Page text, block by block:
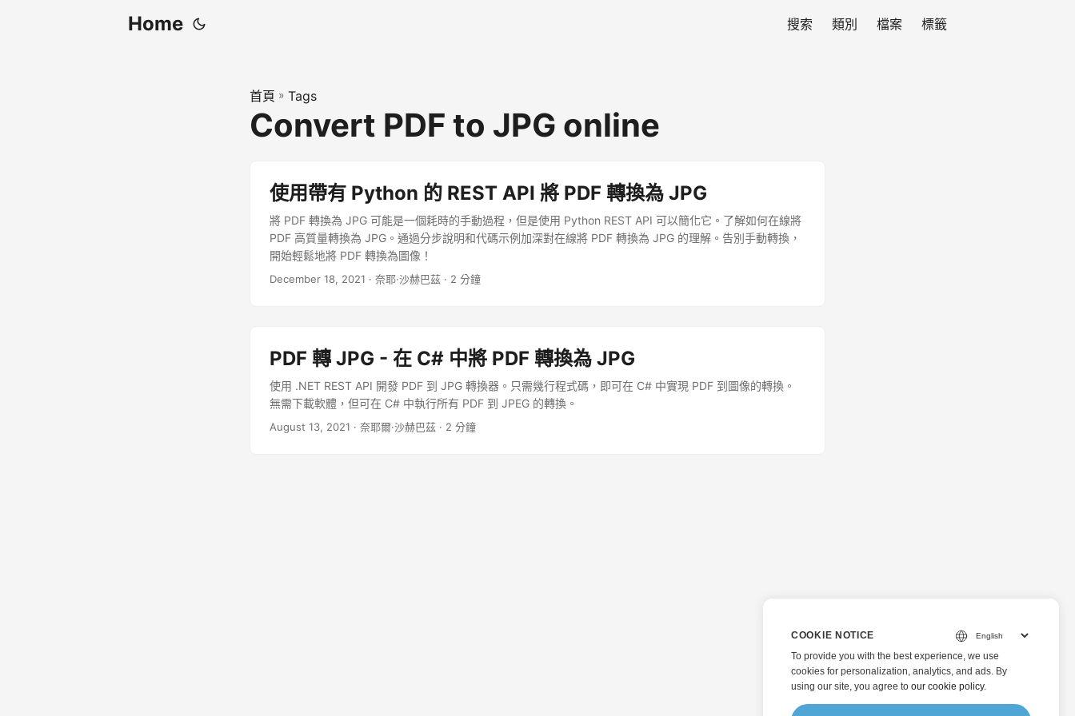
Home 搜索 類別 檔案 標籤
首頁 » Tags
Convert PDF to JPG online
使用帶有 Python 的 REST API 將 PDF 轉換為 JPG
將 PDF 轉換為 JPG 可能是一個耗時的手動過程，但是使用 Python REST API 可以簡化它。了解如何在線將
PDF 高質量轉換為 JPG。通過分步說明和代碼示例加深對在線將 PDF 轉換為 JPG 的理解。告別手動轉換，
開始輕鬆地將 PDF 轉換為圖像！
December 18, 2021 · 奈耶·沙赫巴茲 · 2 分鐘
PDF 轉 JPG - 在 C# 中將 PDF 轉換為 JPG
使用 .NET REST API 開發 PDF 到 JPG 轉換器。只需幾行程式碼，即可在 C# 中實現 PDF 到圖像的轉換。
無需下載軟體，但可在 C# 中執行所有 PDF 到 JPEG 的轉換。
August 13, 2021 · 奈耶爾·沙赫巴茲 · 2 分鐘
COOKIE NOTICE
To provide you with the best experience, we use
cookies for personalization, analytics, and ads. By
using our site, you agree to our cookie policy.